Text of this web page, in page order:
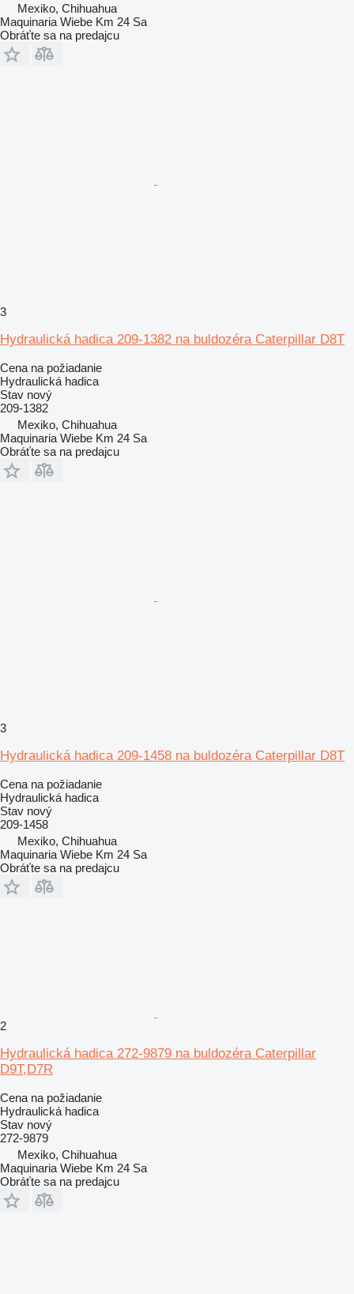
Mexiko, Chihuahua
Maquinaria Wiebe Km 24 Sa
Obráťte sa na predajcu
3
Hydraulická hadica 209-1382 na buldozéra Caterpillar D8T
Cena na požiadanie
Hydraulická hadica
Stav nový
209-1382
Mexiko, Chihuahua
Maquinaria Wiebe Km 24 Sa
Obráťte sa na predajcu
3
Hydraulická hadica 209-1458 na buldozéra Caterpillar D8T
Cena na požiadanie
Hydraulická hadica
Stav nový
209-1458
Mexiko, Chihuahua
Maquinaria Wiebe Km 24 Sa
Obráťte sa na predajcu
2
Hydraulická hadica 272-9879 na buldozéra Caterpillar
D9T,D7R
Cena na požiadanie
Hydraulická hadica
Stav nový
272-9879
Mexiko, Chihuahua
Maquinaria Wiebe Km 24 Sa
Obráťte sa na predajcu